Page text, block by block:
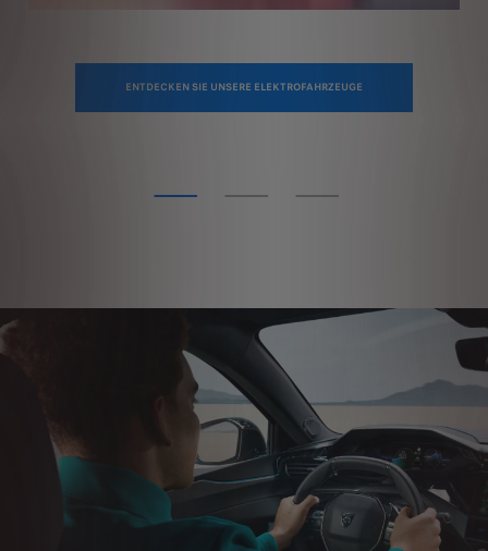
ENTDECKEN SIE UNSERE ELEKTROFAHRZEUGE